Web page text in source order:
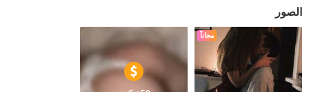
الصور
مجاناً